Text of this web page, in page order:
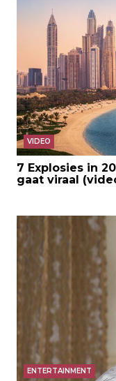
VIDEO
7 Explosies in
gaat viraal
ENTERTAINMENT